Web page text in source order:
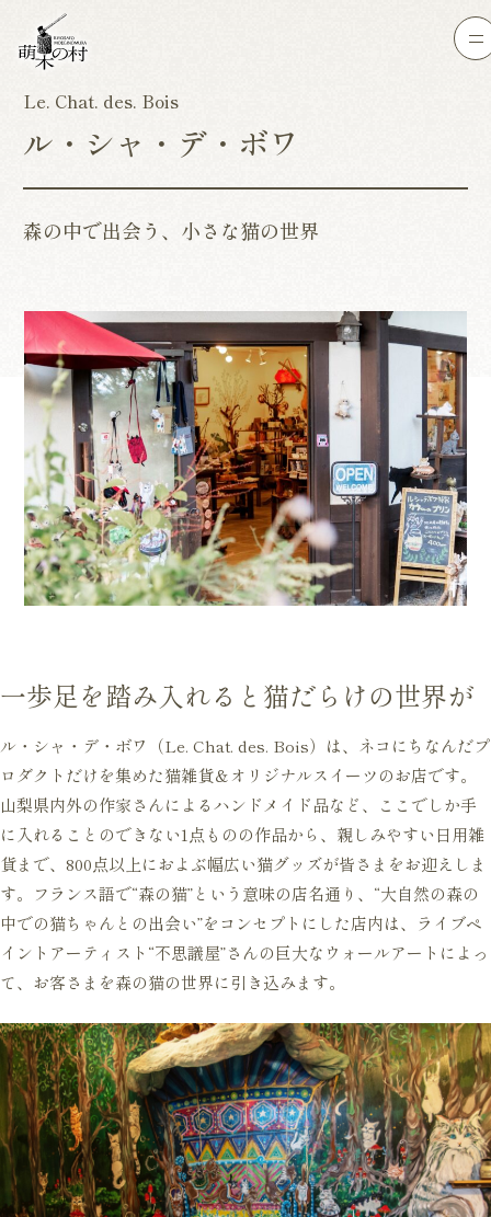
Le. Chat. des. Bois
ル・シャ・デ・ボワ
森の中で出会う、小さな猫の世界
一歩足を踏み入れると猫だらけの世界が
ル・シャ・デ・ボワ（Le. Chat. des. Bois）は、ネコにちなんだプ
ロダクトだけを集めた猫雑貨＆オリジナルスイーツのお店です。
山梨県内外の作家さんによるハンドメイド品など、ここでしか手
に入れることのできない1点ものの作品から、親しみやすい日用雑
貨まで、800点以上におよぶ幅広い猫グッズが皆さまをお迎えしま
す。フランス語で“森の猫”という意味の店名通り、“大自然の森の
中での猫ちゃんとの出会い”をコンセプトにした店内は、ライブペ
イントアーティスト“不思議屋”さんの巨大なウォールアートによっ
て、お客さまを森の猫の世界に引き込みます。